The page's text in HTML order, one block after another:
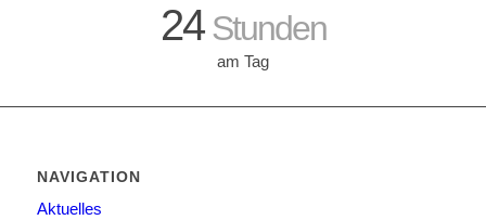
24Stunden
am Tag
NAVIGATION
Aktuelles